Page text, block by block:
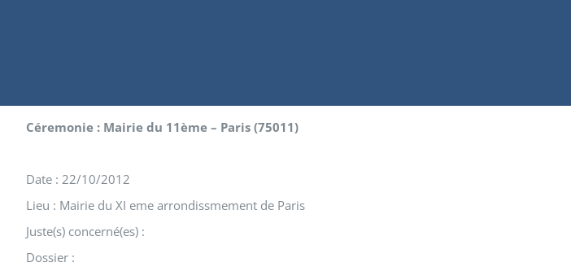
Céremonie : Mairie du 11ème – Paris (75011)
Date : 22/10/2012
Lieu : Mairie du XI eme arrondissmement de Paris
Juste(s) concerné(es) :
Dossier :